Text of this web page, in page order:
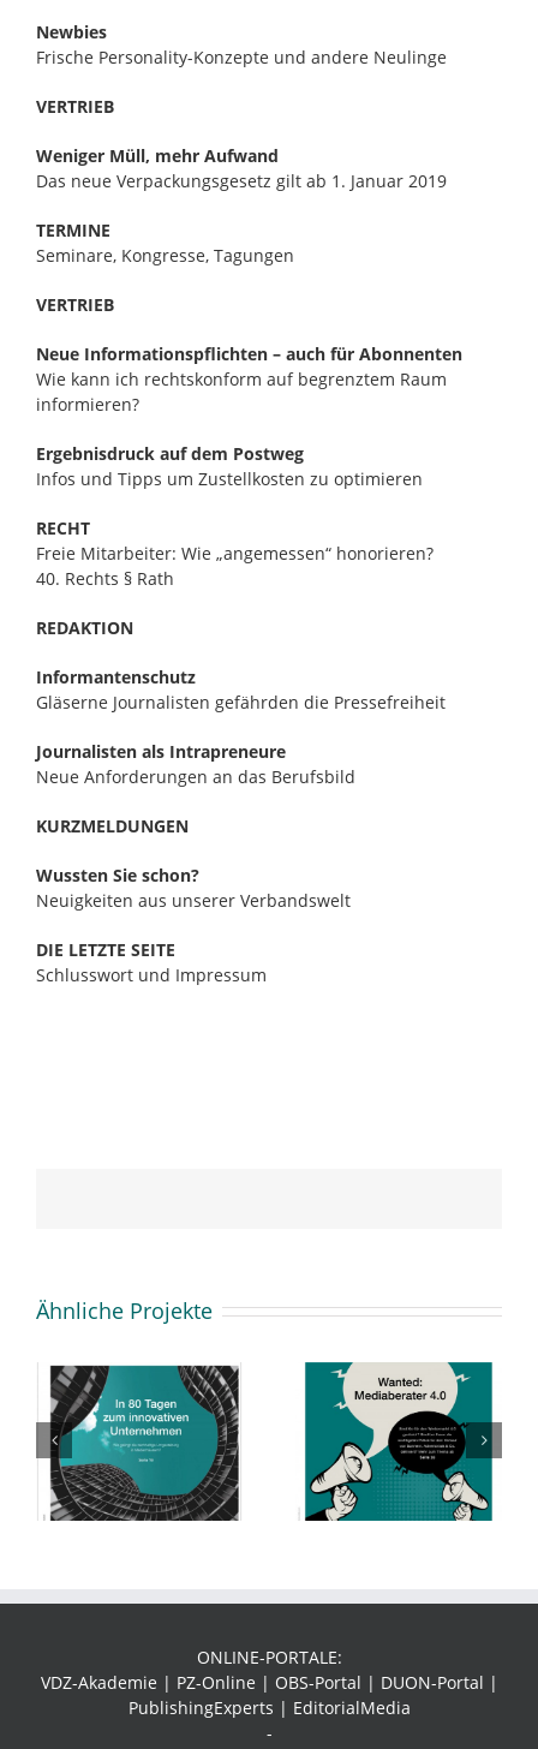
Newbies
Frische Personality-Konzepte und andere Neulinge
VERTRIEB
Weniger Müll, mehr Aufwand
Das neue Verpackungsgesetz gilt ab 1. Januar 2019
TERMINE
Seminare, Kongresse, Tagungen
VERTRIEB
Neue Informationspflichten – auch für Abonnenten
Wie kann ich rechtskonform auf begrenztem Raum
informieren?
Ergebnisdruck auf dem Postweg
Infos und Tipps um Zustellkosten zu optimieren
RECHT
Freie Mitarbeiter: Wie „angemessen“ honorieren?
40. Rechts § Rath
REDAKTION
Informantenschutz
Gläserne Journalisten gefährden die Pressefreiheit
Journalisten als Intrapreneure
Neue Anforderungen an das Berufsbild
KURZMELDUNGEN
Wussten Sie schon?
Neuigkeiten aus unserer Verbandswelt
DIE LETZTE SEITE
Schlusswort und Impressum
Ähnliche Projekte
impresso 2/2018 impresso 1/2018
ONLINE-PORTALE:
VDZ-Akademie | PZ-Online | OBS-Portal | DUON-Portal |
PublishingExperts | EditorialMedia
-